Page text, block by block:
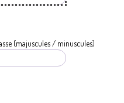
(majuscules / minuscules)